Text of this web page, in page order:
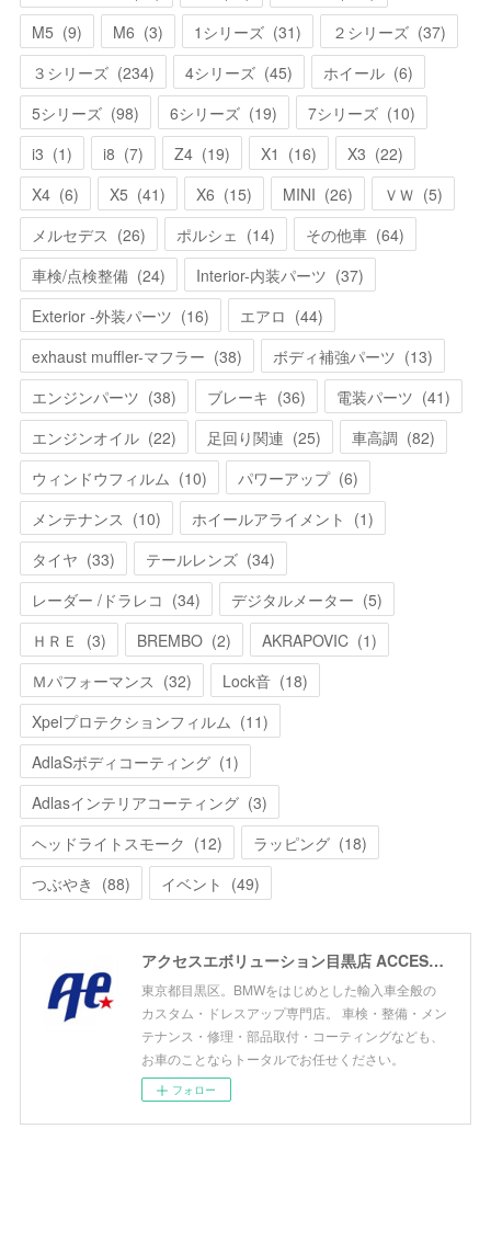
M5 (9) M6 (3) 1シリーズ (31) ２シリーズ (37)
３シリーズ (234) 4シリーズ (45) ホイール (6)
5シリーズ (98) 6シリーズ (19) 7シリーズ (10)
i3 (1) i8 (7) Z4 (19) X1 (16) X3 (22)
X4 (6) X5 (41) X6 (15) MINI (26) ＶＷ (5)
メルセデス (26) ポルシェ (14) その他車 (64)
車検/点検整備 (24) Interior-内装パーツ (37)
Exterior -外装パーツ (16) エアロ (44)
exhaust muffler-マフラー (38) ボディ補強パーツ (13)
エンジンパーツ (38) ブレーキ (36) 電装パーツ (41)
エンジンオイル (22) 足回り関連 (25) 車高調 (82)
ウィンドウフィルム (10) パワーアップ (6)
メンテナンス (10) ホイールアライメント (1)
タイヤ (33) テールレンズ (34)
レーダー /ドラレコ (34) デジタルメーター (5)
ＨＲＥ
(3) BREMBO (2) AKRAPOVIC (1)
Ｍパフォーマンス (32) Lock音 (18)
Xpelプロテクションフィルム (11)
AdlaSボディコーティング (1)
Adlasインテリアコーティング (3)
ヘッドライトスモーク (12) ラッピング (18)
つぶやき (88) イベント (49)
アクセスエボリューション目黒店 ACCESS EVOLUTION MEGURO
東京都目黒区。BMWをはじめとした輸入車全般の
カスタム・ドレスアップ専門店。 車検・整備・メン
テナンス・修理・部品取付・コーティングなども、
お車のことならトータルでお任せください。
フォロー